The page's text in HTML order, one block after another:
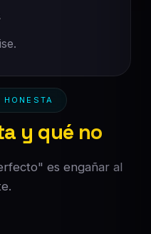
y qué no
es engañar al